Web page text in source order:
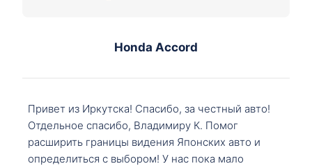
Honda Accord
Привет из Иркутска! Спасибо, за честный авто!
Отдельное спасибо, Владимиру К. Помог
расширить границы видения Японских авто и
определиться с выбором! У нас пока мало